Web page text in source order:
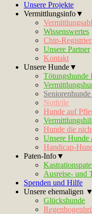
Unsere Projekte
Vermittlungsinfo▼
Wissenswertes
Chip-
Unsere Partner
Kontakt
Unsere Hunde▼
Tötungshunde
Notfelle
Hunde auf
Hunde die
Unsere Hunde
Handicap-
Paten-Info▼
Ausreise- und
Spenden und Hilfe
Unsere ehemaligen ▼
Glückshunde